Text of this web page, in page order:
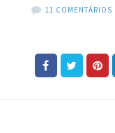
11 COMENTÁRIOS